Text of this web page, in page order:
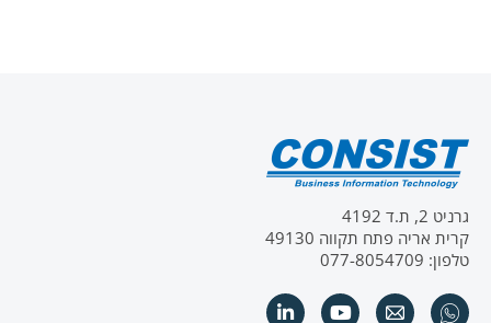
גרניט 2, ת.ד 4192
קרית אריה פתח תקווה 49130
טלפון: 077-8054709